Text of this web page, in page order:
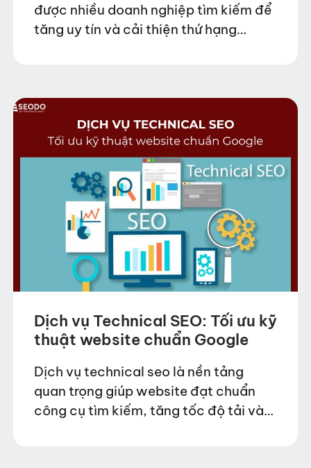
được nhiều doanh nghiệp tìm kiếm để
tăng uy tín và cải thiện thứ hạng
Dịch vụ Technical SEO: Tối ưu kỹ
thuật website chuẩn Google
Dịch vụ technical seo là nền tảng
quan trọng giúp website đạt chuẩn
công cụ tìm kiếm, tăng tốc độ tải và